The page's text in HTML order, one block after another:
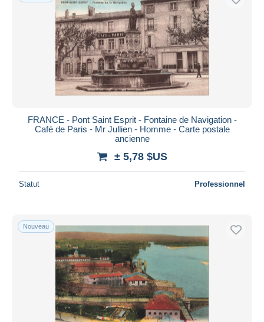
Appliquer
FRANCE - Pont Saint Esprit - Fontaine de Navigation -
Café de Paris - Mr Jullien - Homme - Carte postale
ancienne
± 5,78 $US
Statut Professionnel
Nouveau